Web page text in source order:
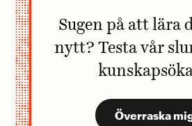
Sugen på att lära
nytt? Testa vår